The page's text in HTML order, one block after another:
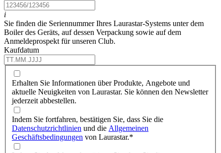
i
Sie finden die Seriennummer Ihres Laurastar-Systems unter dem
Boiler des Geräts, auf dessen Verpackung sowie auf dem
Anmeldeprospekt für unseren Club.
Kaufdatum
Erhalten Sie Informationen über Produkte, Angebote und
aktuelle Neuigkeiten von Laurastar. Sie können den Newsletter
jederzeit abbestellen.
Indem Sie fortfahren, bestätigen Sie, dass Sie die
Datenschutzrichtlinien und die Allgemeinen
Geschäftsbedingungen von Laurastar.*